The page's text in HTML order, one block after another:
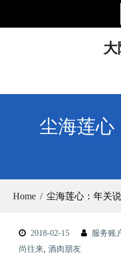
尘海莲心
Home 尘海莲心：年关
2018-02-15 服务账
尚往来, 酒肉朋友